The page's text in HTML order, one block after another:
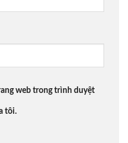
web trong trình duyệt
tôi.